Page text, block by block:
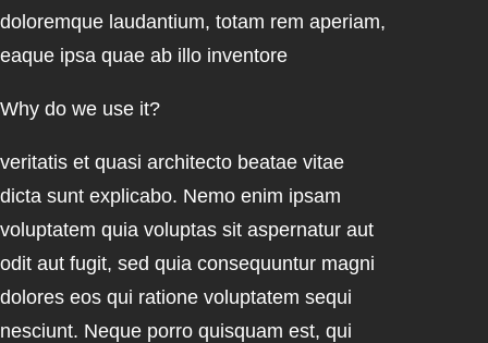
doloremque laudantium, totam rem aperiam,
eaque ipsa quae ab illo inventore
Why do we use it?
veritatis et quasi architecto beatae vitae
dicta sunt explicabo. Nemo enim ipsam
voluptatem quia voluptas sit aspernatur aut
odit aut fugit, sed quia consequuntur magni
dolores eos qui ratione voluptatem sequi
nesciunt. Neque porro quisquam est, qui